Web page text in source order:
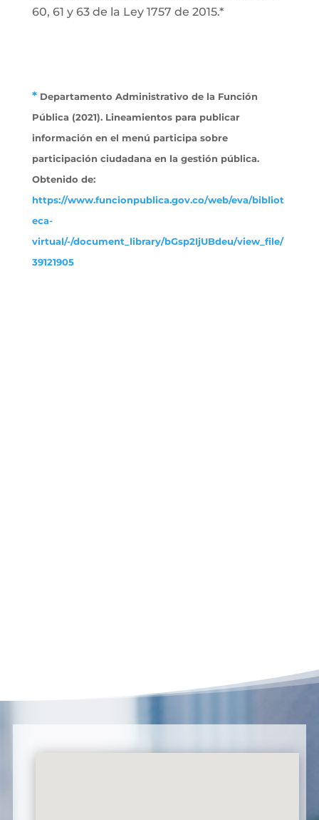
60, 61 y 63 de la Ley 1757 de 2015.*
*Departamento Administrativo de la Función
Pública (2021). Lineamientos para publicar
información en el menú participa sobre
participación ciudadana en la gestión pública.
Obtenido de:
https://www.funcionpublica.gov.co/web/eva/bibliot
eca-
virtual/-/document_library/bGsp2IjUBdeu/view_file/
39121905